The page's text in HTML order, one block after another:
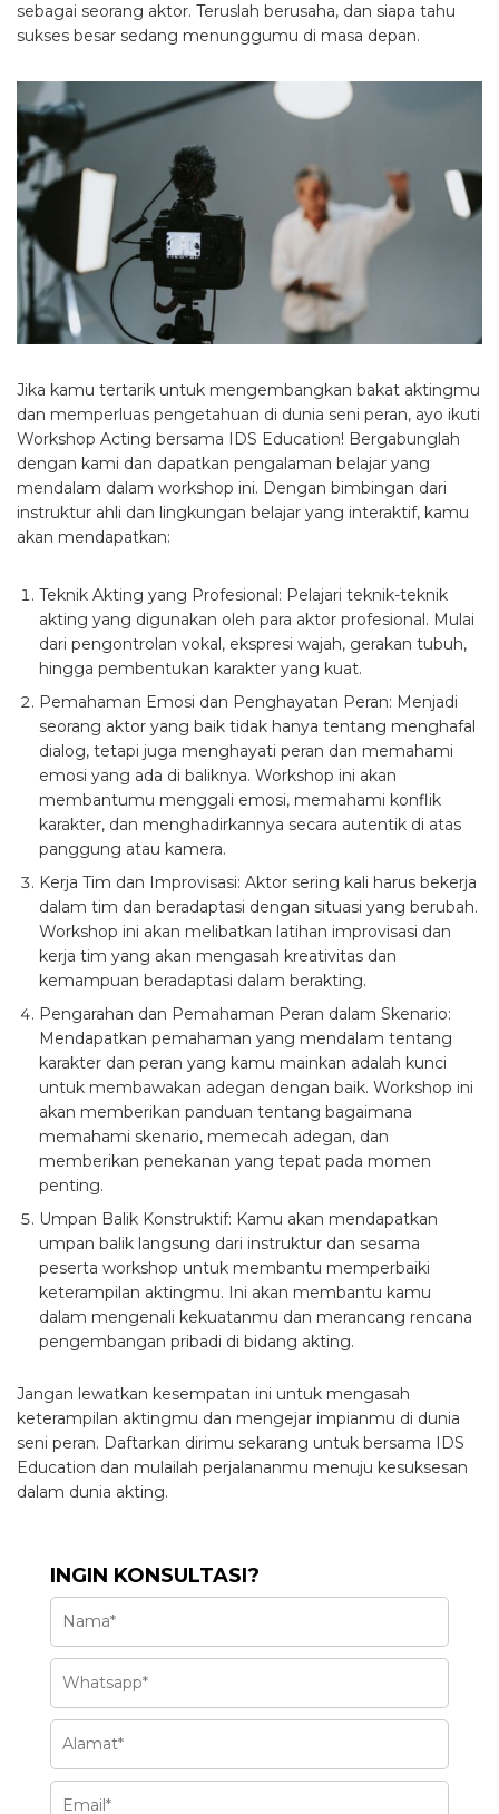
sebagai seorang aktor. Teruslah berusaha, dan siapa tahu
sukses besar sedang menunggumu di masa depan.
Jika kamu tertarik untuk mengembangkan bakat aktingmu
dan memperluas pengetahuan di dunia seni peran, ayo ikuti
Workshop Acting bersama IDS Education! Bergabunglah
dengan kami dan dapatkan pengalaman belajar yang
mendalam dalam workshop ini. Dengan bimbingan dari
instruktur ahli dan lingkungan belajar yang interaktif, kamu
akan mendapatkan:
Teknik Akting yang Profesional: Pelajari teknik-teknik
akting yang digunakan oleh para aktor profesional. Mulai
dari pengontrolan vokal, ekspresi wajah, gerakan tubuh,
hingga pembentukan karakter yang kuat.
Pemahaman Emosi dan Penghayatan Peran: Menjadi
seorang aktor yang baik tidak hanya tentang menghafal
dialog, tetapi juga menghayati peran dan memahami
emosi yang ada di baliknya. Workshop ini akan
membantumu menggali emosi, memahami konflik
karakter, dan menghadirkannya secara autentik di atas
panggung atau kamera.
Kerja Tim dan Improvisasi: Aktor sering kali harus bekerja
dalam tim dan beradaptasi dengan situasi yang berubah.
Workshop ini akan melibatkan latihan improvisasi dan
kerja tim yang akan mengasah kreativitas dan
kemampuan beradaptasi dalam berakting.
Pengarahan dan Pemahaman Peran dalam Skenario:
Mendapatkan pemahaman yang mendalam tentang
karakter dan peran yang kamu mainkan adalah kunci
untuk membawakan adegan dengan baik. Workshop ini
akan memberikan panduan tentang bagaimana
memahami skenario, memecah adegan, dan
memberikan penekanan yang tepat pada momen
penting.
Umpan Balik Konstruktif: Kamu akan mendapatkan
umpan balik langsung dari instruktur dan sesama
peserta workshop untuk membantu memperbaiki
keterampilan aktingmu. Ini akan membantu kamu
dalam mengenali kekuatanmu dan merancang rencana
pengembangan pribadi di bidang akting.
Jangan lewatkan kesempatan ini untuk mengasah
keterampilan aktingmu dan mengejar impianmu di dunia
seni peran. Daftarkan dirimu sekarang untuk bersama IDS
Education dan mulailah perjalananmu menuju kesuksesan
dalam dunia akting.
INGIN KONSULTASI?